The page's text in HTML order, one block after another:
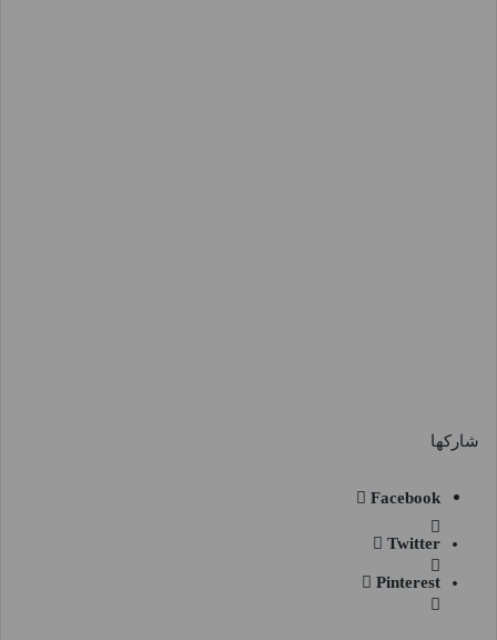
شاركها
Facebook
Twitter
Pinterest